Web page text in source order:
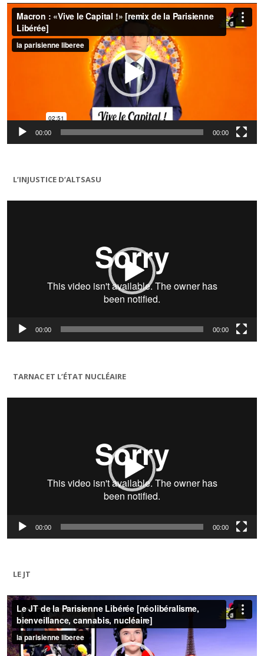
Lecteur
vidéo
00:00 00:00
L’INJUSTICE D’ALTSASU
Lecteur
00:00 00:00
TARNAC ET L’ÉTAT NUCLÉAIRE
Lecteur
00:00 00:00
LE JT
Lecteur
vidéo